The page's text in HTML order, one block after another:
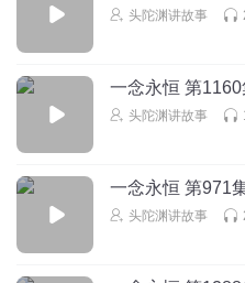
小说了
一抹花事未了的哀伤
这兔子让我想起了萌宠大
s諷锍_eu回复 @一抹花事未
哈一样贱
小胖哎小胖
头陀渊讲故事
一念永恒 第
头陀渊讲故事
一念永恒 第971
头陀渊讲故事